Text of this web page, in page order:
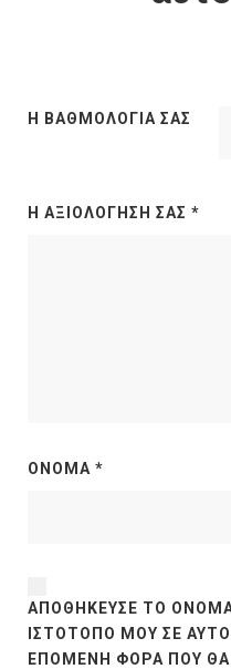
Η ΒΑΘΜΟΛΟΓΊΑ ΣΑΣ
Η ΑΞΙΟΛΌΓΗΣΉ ΣΑΣ *
ΌΝΟΜΑ *
ΑΠΟΘΉΚΕΥΣΕ ΤΟ ΌΝΟΜΆ
ΙΣΤΌΤΟΠΟ ΜΟΥ ΣΕ
ΕΠΌΜΕΝΗ ΦΟΡΆ ΠΟΥ ΘΑ